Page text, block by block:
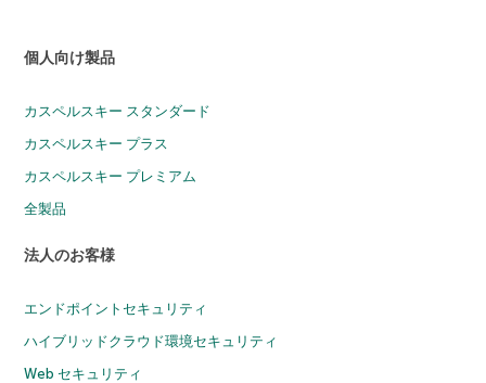
個人向け製品
カスペルスキー スタンダード
カスペルスキー プラス
カスペルスキー プレミアム
全製品
法人のお客様
エンドポイントセキュリティ
ハイブリッドクラウド環境セキュリティ
Web セキュリティ